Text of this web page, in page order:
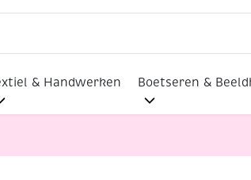
& Handwerken Boetseren &